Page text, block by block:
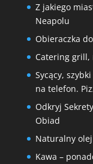
Z jakiego
Neapolu
Obieraczka
Catering grill,
Sycący,
na telefon.
Odkryj
Obiad
Naturalny
Kawa –